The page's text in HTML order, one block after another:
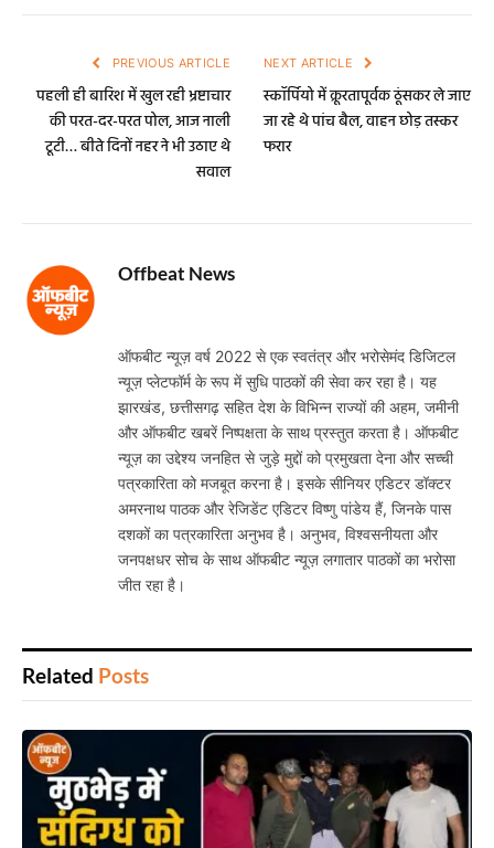
PREVIOUS ARTICLE
पहली ही बारिश में खुल रही भ्रष्टाचार
की परत-दर-परत पोल, आज नाली
टूटी… बीते दिनों नहर ने भी उठाए थे
सवाल
NEXT ARTICLE
स्कॉर्पियो में क्रूरतापूर्वक ठूंसकर ले जाए
जा रहे थे पांच बैल, वाहन छोड़ तस्कर
फरार
Offbeat News
ऑफबीट न्यूज़ वर्ष 2022 से एक स्वतंत्र और भरोसेमंद डिजिटल
न्यूज़ प्लेटफॉर्म के रूप में सुधि पाठकों की सेवा कर रहा है। यह
झारखंड, छत्तीसगढ़ सहित देश के विभिन्न राज्यों की अहम, जमीनी
और ऑफबीट खबरें निष्पक्षता के साथ प्रस्तुत करता है। ऑफबीट
न्यूज़ का उद्देश्य जनहित से जुड़े मुद्दों को प्रमुखता देना और सच्ची
पत्रकारिता को मजबूत करना है। इसके सीनियर एडिटर डॉक्टर
अमरनाथ पाठक और रेजिडेंट एडिटर विष्णु पांडेय हैं, जिनके पास
दशकों का पत्रकारिता अनुभव है। अनुभव, विश्वसनीयता और
जनपक्षधर सोच के साथ ऑफबीट न्यूज़ लगातार पाठकों का भरोसा
जीत रहा है।
Related Posts